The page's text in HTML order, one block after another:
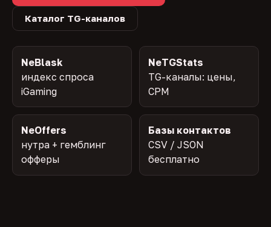
Каталог TG-каналов
NeBlask
индекс спроса
iGaming
NeTGStats
TG-каналы: цены,
CPM
NeOffers
нутра + гемблинг
офферы
Базы контактов
CSV / JSON
бесплатно